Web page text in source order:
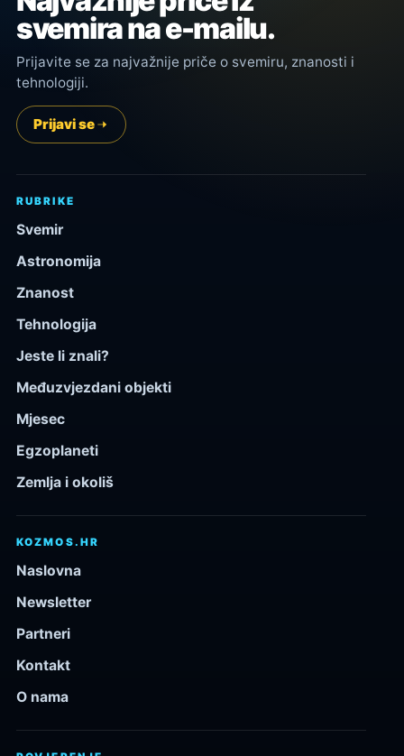
svemira na e-mailu.
Prijavite se za najvažnije priče o svemiru, znanosti i
tehnologiji.
Prijavi se
RUBRIKE
Svemir
Astronomija
Znanost
Tehnologija
Jeste li znali?
Međuzvjezdani objekti
Mjesec
Egzoplaneti
Zemlja i okoliš
KOZMOS.HR
Naslovna
Newsletter
Partneri
Kontakt
O nama